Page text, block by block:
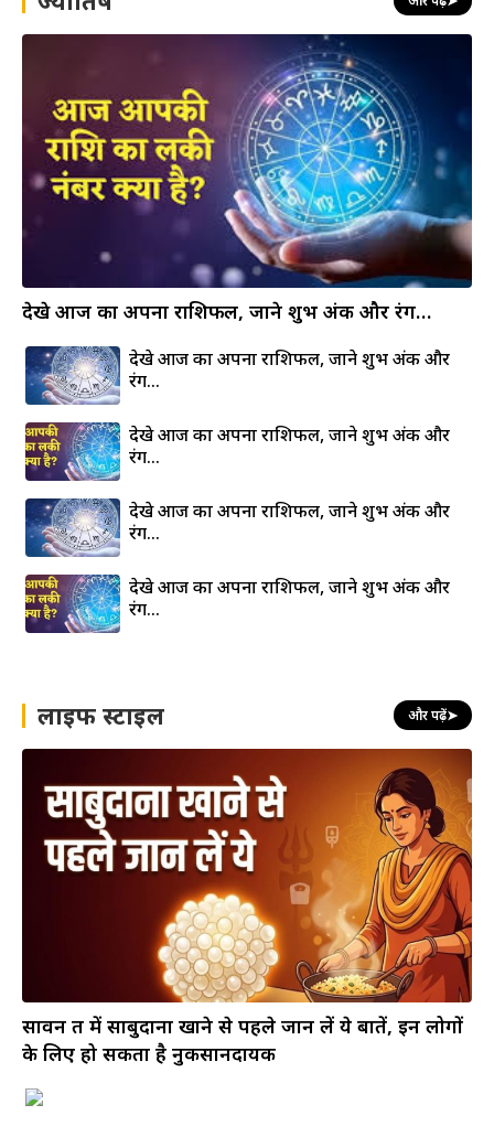
देखे आज का अपना राशिफल, जाने शुभ अंक और रंग…
देखे आज का अपना राशिफल, जाने शुभ अंक और
रंग…
देखे आज का अपना राशिफल, जाने शुभ अंक और
रंग…
देखे आज का अपना राशिफल, जाने शुभ अंक और
रंग…
देखे आज का अपना राशिफल, जाने शुभ अंक और
रंग…
लाइफ स्टाइल और पढ़ें➤
सावन व्रत में साबुदाना खाने से पहले जान लें ये बातें, इन लोगों
के लिए हो सकता है नुकसानदायक